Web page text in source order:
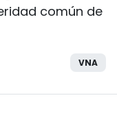
común de
VNA